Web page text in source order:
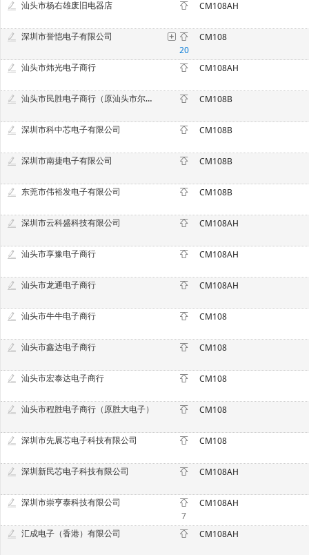
汕头市杨右雄废旧电器店 CM108AH
深圳市誉恺电子有限公司
20
CM108
汕头市炜光电子商行 CM108AH
汕头市民胜电子商行（原汕头市尔升电子商行） CM108B
深圳市科中芯电子有限公司 CM108B
深圳市南捷电子有限公司 CM108B
东莞市伟裕发电子有限公司 CM108B
深圳市云科盛科技有限公司 CM108AH
汕头市享豫电子商行 CM108AH
汕头市龙通电子商行 CM108AH
汕头市牛牛电子商行 CM108
汕头市鑫达电子商行 CM108
汕头市宏泰达电子商行 CM108
汕头市程胜电子商行（原胜大电子） CM108
深圳市先展芯电子科技有限公司 CM108
深圳新民芯电子科技有限公司 CM108AH
深圳市崇亨泰科技有限公司
7
CM108AH
汇成电子（香港）有限公司 CM108AH